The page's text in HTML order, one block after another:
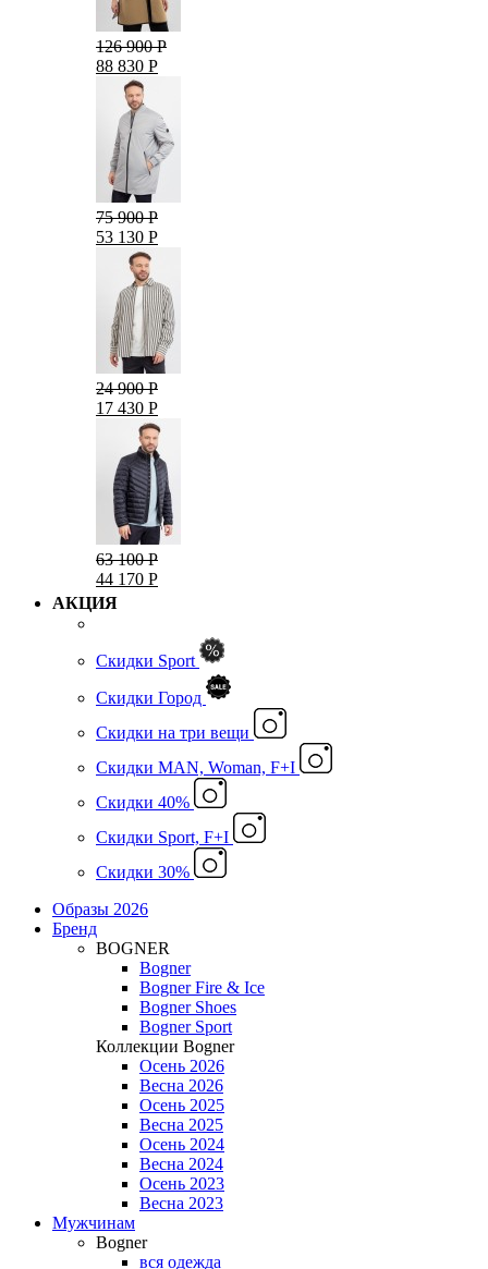
126 900 Р
88 830 Р
75 900 Р
53 130 Р
24 900 Р
17 430 Р
63 100 Р
44 170 Р
АКЦИЯ
Скидки Sport
Скидки Город
Cкидки на три вещи
Скидки MAN, Woman, F+I
Скидки 40%
Скидки Sport, F+I
Скидки 30%
Образы 2026
Бренд
BOGNER
Bogner
Bogner Fire & Ice
Bogner Shoes
Bogner Sport
Коллекции Bogner
Осень 2026
Весна 2026
Осень 2025
Весна 2025
Осень 2024
Весна 2024
Осень 2023
Весна 2023
Мужчинам
Bogner
вся одежда